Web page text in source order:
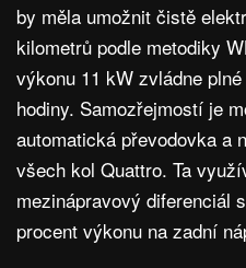
by měla umožnit čistě
kilometrů podle metodiky
výkonu 11 kW zvládne
hodiny. Samozřejmostí je
automatická převodovka a
všech kol Quattro. Ta
mezinápravový diferenciál
procent výkonu na zadní